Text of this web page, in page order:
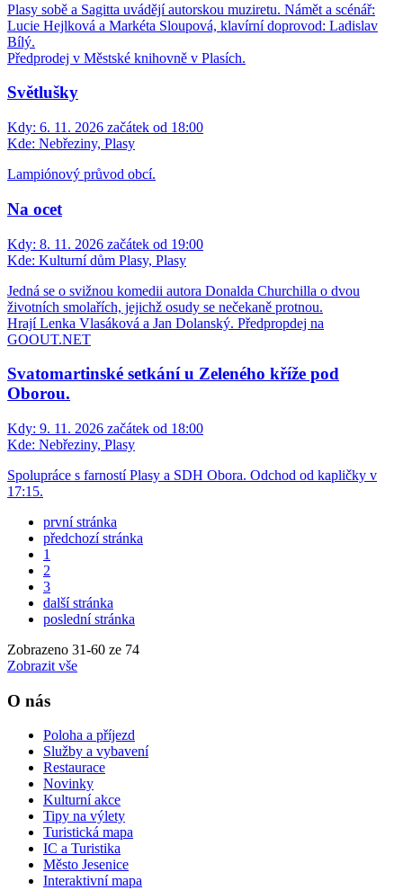
Plasy sobě a Sagitta uvádějí autorskou muziretu. Námět a scénář:
Lucie Hejlková a Markéta Sloupová, klavírní doprovod: Ladislav
Bílý.
Předprodej v Městské knihovně v Plasích.
Světlušky
Kdy: 6. 11. 2026 začátek od 18:00
Kde: Nebřeziny, Plasy
Lampiónový průvod obcí.
Na ocet
Kdy: 8. 11. 2026 začátek od 19:00
Kde: Kulturní dům Plasy, Plasy
Jedná se o svižnou komedii autora Donalda Churchilla o dvou
životních smolařích, jejichž osudy se nečekaně protnou.
Hrají Lenka Vlasáková a Jan Dolanský. Předpropdej na
GOOUT.NET
Svatomartinské setkání u Zeleného kříže pod
Oborou.
Kdy: 9. 11. 2026 začátek od 18:00
Kde: Nebřeziny, Plasy
Spolupráce s farností Plasy a SDH Obora. Odchod od kapličky v
17:15.
první stránka
předchozí stránka
1
2
3
další stránka
poslední stránka
Zobrazeno 31-60 ze 74
Zobrazit vše
O nás
Poloha a příjezd
Služby a vybavení
Restaurace
Novinky
Kulturní akce
Tipy na výlety
Turistická mapa
IC a Turistika
Město Jesenice
Interaktivní mapa